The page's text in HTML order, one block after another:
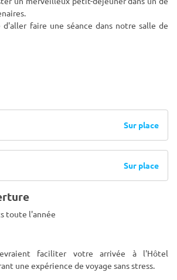
faire une séance dans notre salle de
Sur place
Sur place
toute l'année
faciliter votre arrivée à l'Hôtel
une expérience de voyage sans stress.